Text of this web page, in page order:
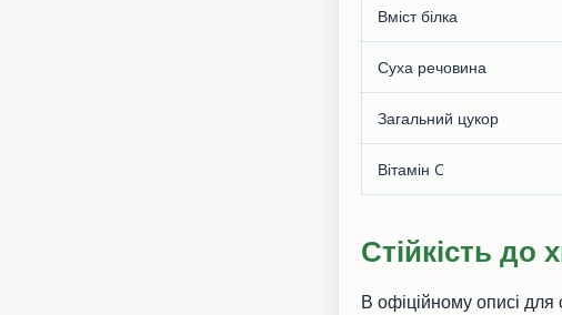
Вміст білка
Суха речовина
Загальний цукор
Вітамін C
Стійкість до
В офіційному описі для